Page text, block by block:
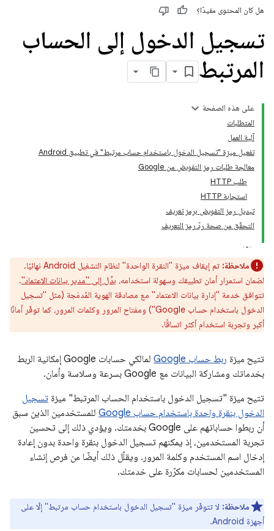
هل كان المحتوى مفيدًا؟
تسجيل الدخول إلى الحساب
المرتبط
على هذه الصفحة
المتطلبات
آلية العمل
تفعيل ميزة "تسجيل الدخول باستخدام حساب مرتبط" في تطبيق Android
معالجة طلبات رمز التفويض من Google
طلب HTTP
استجابة HTTP
تبديل رمز التفويض برمز تعريف
التحقّق من صحة ردّ رمز التعريف
ملاحظة:
تم إيقاف ميزة "النقرة الواحدة" لنظام التشغيل Android نهائيًا.
لضمان استمرار أمان تطبيقك وسهولة استخدامه، بدِّل إلى "مدير بيانات الاعتماد".
تتوافق خدمة "إدارة بيانات الاعتماد" مع مصادقة الهوية المُدمَجة (مثل "تسجيل
الدخول باستخدام حساب Google") ومفتاح المرور وكلمات المرور، كما توفّر أمانًا
أكبر وتجربة استخدام أكثر اتساقًا.
تتيح ميزة ربط حساب Google
لمالكي حسابات Google إمكانية الربط
بخدماتك ومشاركة البيانات مع Google بسرعة وسلاسة وأمان.
تتيح ميزة "تسجيل الدخول باستخدام الحساب المرتبط" ميزة تسجيل
الدخول بنقرة واحدة باستخدام حساب Google
للمستخدمين الذين سبق
أن ربطوا حساباتهم على Google بخدمتك. ويؤدي ذلك إلى تحسين
تجربة المستخدمين، إذ يمكنهم تسجيل الدخول بنقرة واحدة بدون إعادة
إدخال اسم المستخدم وكلمة المرور. ويقلّل ذلك أيضًا من فرص إنشاء
المستخدمين لحسابات مكرّرة على خدمتك.
ملاحظة: لا تتوفّر ميزة "تسجيل الدخول باستخدام حساب مرتبط" إلّا على
أجهزة Android.